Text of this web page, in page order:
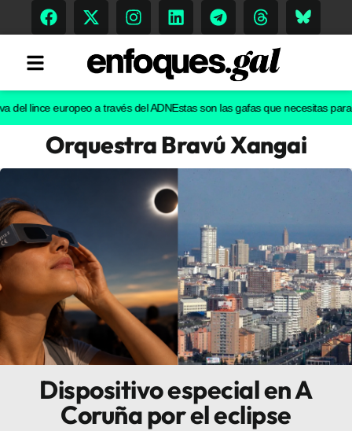
Gastronomía
Escenarios
Sostenibilidad
Innova
europeo a través del ADNEstas son las gafas que necesitas para ver
Orquestra Bravú Xangai
Dispositivo especial en A
Coruña por el eclipse